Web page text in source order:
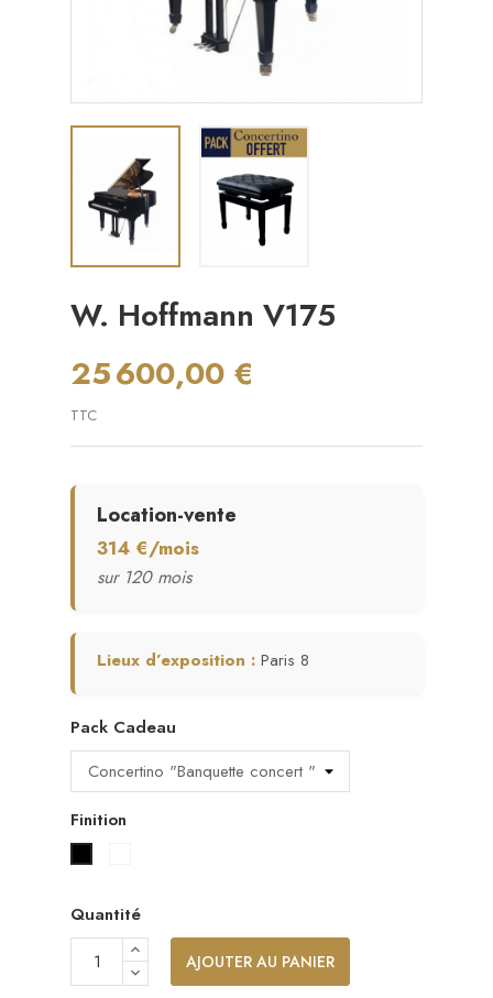
W. Hoffmann V175
25 600,00 €
TTC
Location-vente
314 €/mois
sur 120 mois
Lieux d’exposition : Paris 8
Pack Cadeau
Finition
Quantité
AJOUTER AU PANIER